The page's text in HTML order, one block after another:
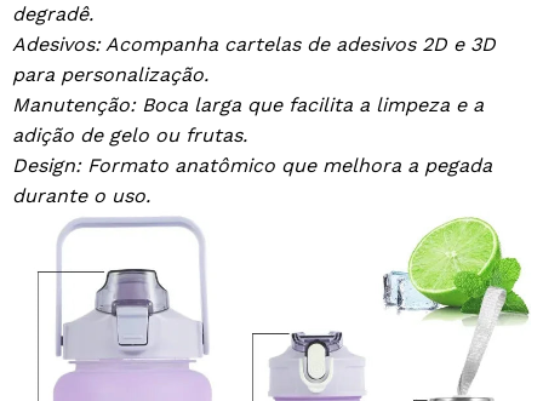
degradê.
Adesivos: Acompanha cartelas de adesivos 2D e 3D
para personalização.
Manutenção: Boca larga que facilita a limpeza e a
adição de gelo ou frutas.
Design: Formato anatômico que melhora a pegada
durante o uso.